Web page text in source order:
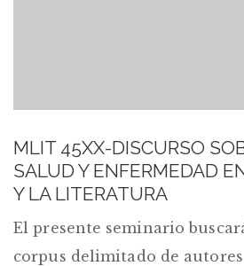
MLIT 45XX-DISCURSO
SALUD Y ENFERMEDAD
Y LA LITERATURA
El presente seminario
corpus delimitado de autores